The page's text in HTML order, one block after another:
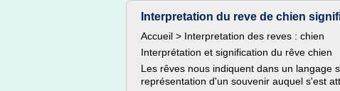
Interpretation du reve de chien
Accueil > Interpretation des reves : chien
Interprétation et signification du rêve chien
Les rêves nous indiquent dans un langage
représentation d'un souvenir auquel s'est